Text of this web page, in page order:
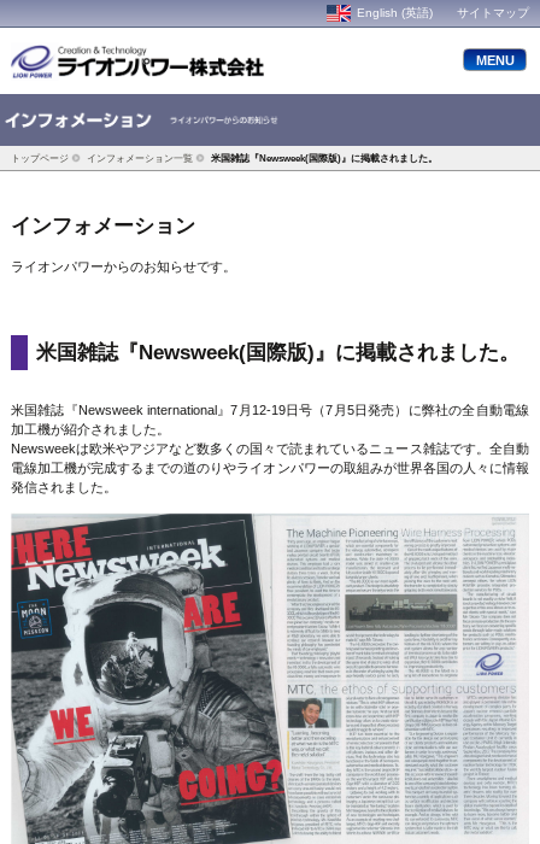
English (英語) サイトマップ
MENU
トップページ インフォメーション一覧 米国雑誌『Newsweek(国際版)』に掲載されました。
インフォメーション
ライオンパワーからのお知らせです。
米国雑誌『Newsweek(国際版)』に掲載されました。
米国雑誌『Newsweek international』7月12-19日号（7月5日発売）に弊社の全自動電線
加工機が紹介されました。
Newsweekは欧米やアジアなど数多くの国々で読まれているニュース雑誌です。全自動
電線加工機が完成するまでの道のりやライオンパワーの取組みが世界各国の人々に情報
発信されました。